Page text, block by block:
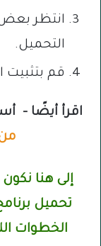
انتظر بعض
التحميل.
قم
اقرأ أيضًا –
من
إلى هنا
الخطوات